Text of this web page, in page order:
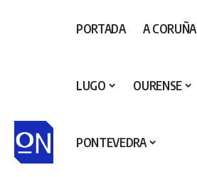
PORTADA A CORUÑA
LUGO OURENSE
PONTEVEDRA